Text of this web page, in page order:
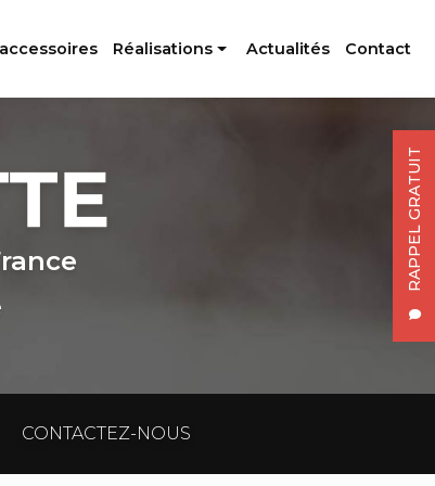
RAPPEL GRATUIT
Réalisations Actualités Contact
CONTACTEZ-NOUS